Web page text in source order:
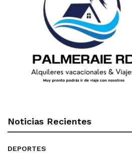
Noticias Recientes
DEPORTES